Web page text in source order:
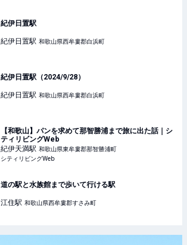
紀伊日置駅
紀伊日置駅 和歌山県西牟婁郡白浜町
紀伊日置駅（2024/9/28）
紀伊日置駅 和歌山県西牟婁郡白浜町
【和歌山】パンを求めて那智勝浦まで旅に出た話｜シ
ティリビングWeb
紀伊天満駅 和歌山県東牟婁郡那智勝浦町
シティリビングWeb
道の駅と水族館まで歩いて行ける駅
江住駅 和歌山県西牟婁郡すさみ町